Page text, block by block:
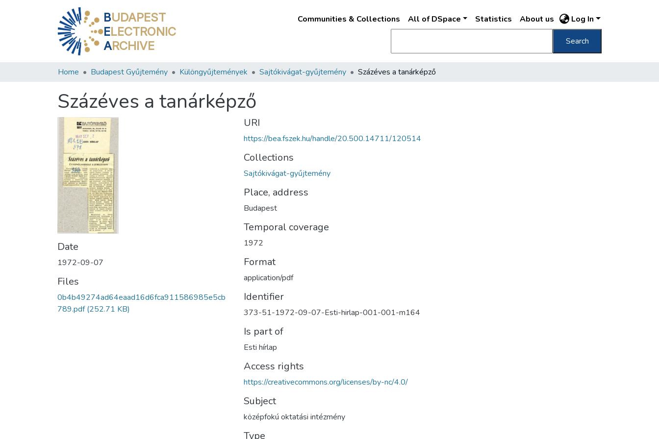
BUDAPEST
ELECTRONIC
ARCHIVE
Communities & Collections All of DSpace Statistics About us Log In
Search
Home Budapest Gyűjtemény Különgyűjtemények Sajtókivágat-gyűjtemény Százéves a tanárképző
Százéves a tanárképző
Date
1972-09-07
Files
0b4b49274ad64eaad16d6fca911586985e5cb
789.pdf(252.71 KB)
URI
https://bea.fszek.hu/handle/20.500.14711/120514
Collections
Sajtókivágat-gyűjtemény
Place, address
Budapest
Temporal coverage
1972
Format
application/pdf
Identifier
373-51-1972-09-07-Esti-hirlap-001-001-m164
Is part of
Esti hírlap
Access rights
https://creativecommons.org/licenses/by-nc/4.0/
Subject
középfokú oktatási intézmény
Type